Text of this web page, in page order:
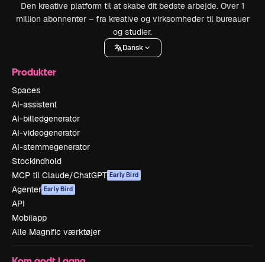
Den kreative platform til at skabe dit bedste arbejde. Over 1
million abonnenter – fra kreative og virksomheder til bureauer
og studier.
Dansk
Produkter
Spaces
AI-assistent
AI-billedgenerator
AI-videogenerator
AI-stemmegenerator
Stockindhold
MCP til Claude/ChatGPT Early Bird
Agenter Early Bird
API
Mobilapp
Alle Magnific værktøjer